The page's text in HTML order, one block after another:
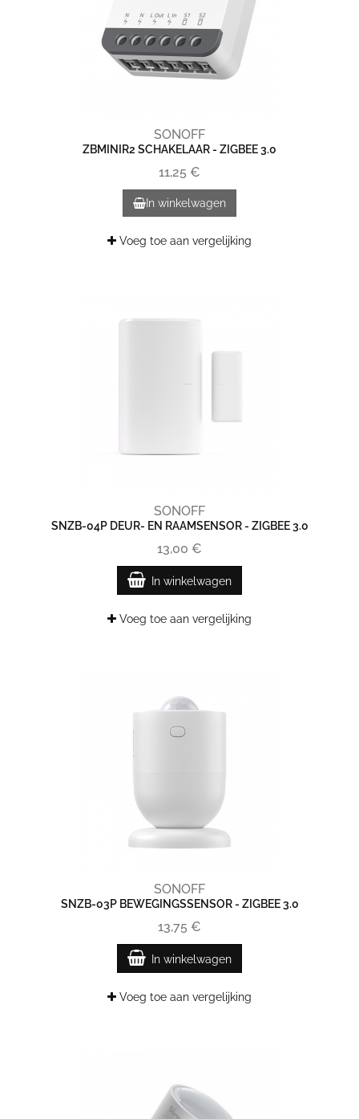
SONOFF
ZBMINIR2 SCHAKELAAR - ZIGBEE 3.0
11,25 €
In winkelwagen
Voeg toe aan vergelijking
SONOFF
SNZB-04P DEUR- EN RAAMSENSOR - ZIGBEE 3.0
13,00 €
In winkelwagen
Voeg toe aan vergelijking
SONOFF
SNZB-03P BEWEGINGSSENSOR - ZIGBEE 3.0
13,75 €
In winkelwagen
Voeg toe aan vergelijking